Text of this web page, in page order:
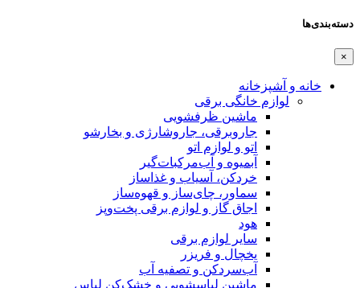
دسته‌بندی‌ها
×
خانه و آشپزخانه
لوازم خانگی برقی
ماشین ظرفشویی
جاروبرقی، جاروشارژی و بخارشو
اتو و لوازم اتو
آبمیوه و آب‌مرکبات‌گیر
خردکن، آسیاب و غذاساز
سماور، چای‌ساز و قهوه‌ساز
اجاق گاز و لوازم برقی پخت‌وپز
هود
سایر لوازم برقی
یخچال و فریزر
آب‌سردکن و تصفیه آب
ماشین لباسشویی و خشک‌کن لباس